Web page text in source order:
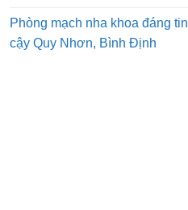
Phòng mạch nha khoa đáng tin
cậy Quy Nhơn, Bình Định